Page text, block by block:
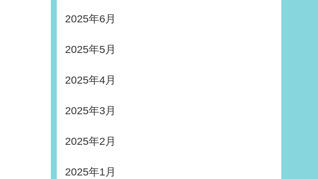
2025年6月
2025年5月
2025年4月
2025年3月
2025年2月
2025年1月